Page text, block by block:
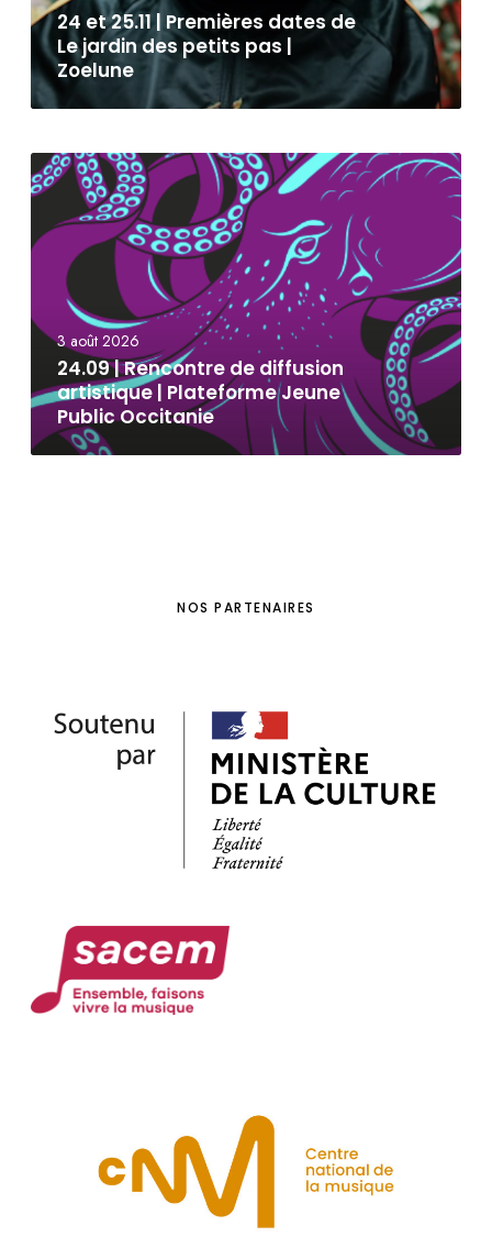
24 et 25.11 | Premières dates de
Le jardin des petits pas |
Zoelune
3 août 2026
24.09 | Rencontre de diffusion
artistique | Plateforme Jeune
Public Occitanie
NOS PARTENAIRES